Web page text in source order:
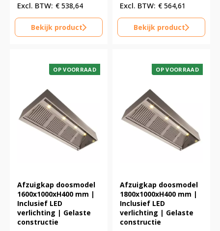
€ 538,64
Bekijk product
€ 564,61
Bekijk product
OP VOORRAAD
Afzuigkap doosmodel
1600x1000xH400 mm |
Inclusief LED
verlichting | Gelaste
constructie
OP VOORRAAD
Afzuigkap doosmodel
1800x1000xH400 mm |
Inclusief LED
verlichting | Gelaste
constructie